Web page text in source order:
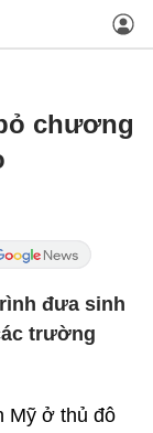
chương
đưa sinh
trường
Mỹ ở thủ đô